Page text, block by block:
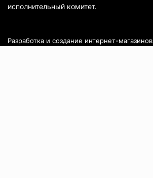
исполнительный комитет.
Разработка и создание интернет-магазинов